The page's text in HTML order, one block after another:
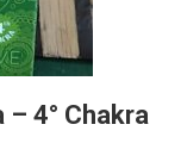
4° Chakra